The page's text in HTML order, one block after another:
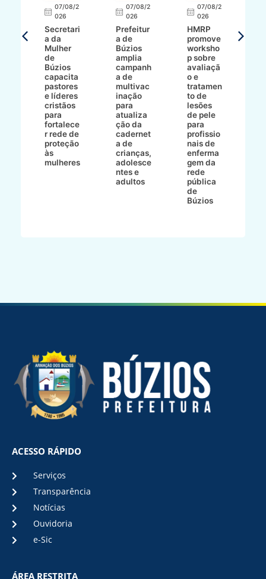
07/08/2
026
Secretari
a da
Mulher
de
Búzios
capacita
pastores
e líderes
cristãos
para
fortalece
r rede de
proteção
às
mulheres
07/08/2
026
Prefeitur
a de
Búzios
amplia
campanh
a de
multivac
inação
para
atualiza
ção da
cadernet
a de
crianças,
adolesce
ntes e
adultos
07/08/2
026
HMRP
promove
worksho
p sobre
avaliaçã
o e
tratamen
to de
lesões
de pele
para
profissio
nais de
enferma
gem da
rede
pública
de
Búzios
ACESSO RÁPIDO
Serviços
Transparência
Notícias
Ouvidoria
e-Sic
ÁREA RESTRITA